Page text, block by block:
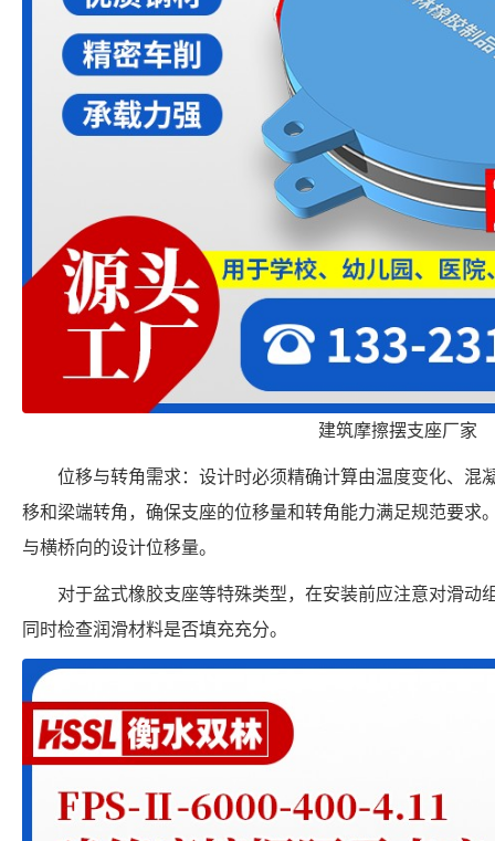
建筑摩擦摆支座厂家
位移与转角需求：设计时必须精确计算由温度变化、混
移和梁端转角，确保支座的位移量和转角能力满足规范要求
与横桥向的设计位移量。
对于盆式橡胶支座等特殊类型，在安装前应注意对滑动
同时检查润滑材料是否填充充分。